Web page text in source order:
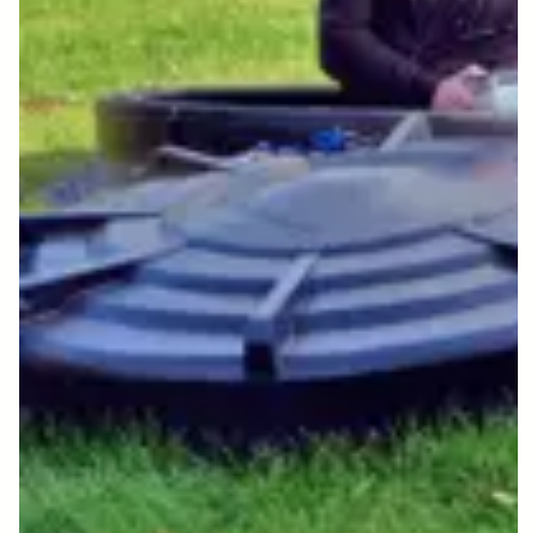
Biovac - Den første i bransjen med sertifisert
servicesystem og personsertifiserte
serviceteknikere